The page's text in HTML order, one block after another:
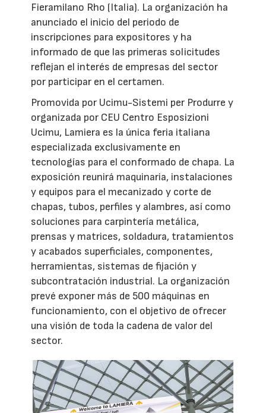
Fieramilano Rho (Italia). La organización ha
anunciado el inicio del periodo de
inscripciones para expositores y ha
informado de que las primeras solicitudes
reflejan el interés de empresas del sector
por participar en el certamen.
Promovida por Ucimu-Sistemi per Produrre y
organizada por CEU Centro Esposizioni
Ucimu, Lamiera es la única feria italiana
especializada exclusivamente en
tecnologías para el conformado de chapa. La
exposición reunirá maquinaria, instalaciones
y equipos para el mecanizado y corte de
chapas, tubos, perfiles y alambres, así como
soluciones para carpintería metálica,
prensas y matrices, soldadura, tratamientos
y acabados superficiales, componentes,
herramientas, sistemas de fijación y
subcontratación industrial. La organización
prevé exponer más de 500 máquinas en
funcionamiento, con el objetivo de ofrecer
una visión de toda la cadena de valor del
sector.